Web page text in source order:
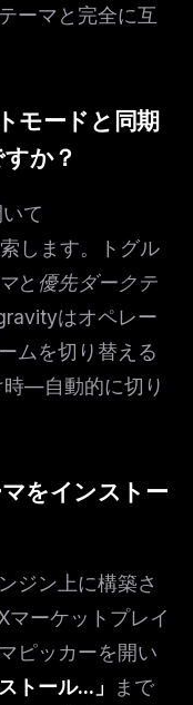
ーマと完全に互
モードと同期
か？
て
します。トグル
と 優先ダークテ
はオペレー
ムを切り替える
—自動的に切り
をインストー
ジン上に構築さ
マーケットプレイ
ピッカーを開い
トール...」
まで